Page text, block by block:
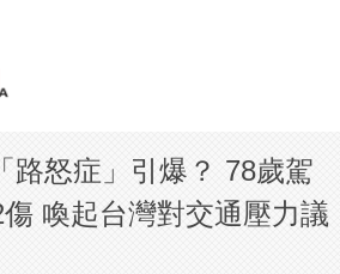
路怒症」引爆？ 78歲駕
喚起台灣對交通壓力議